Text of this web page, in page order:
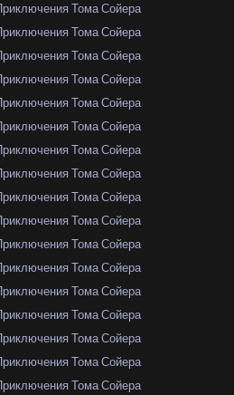
Тома Сойера
Тома Сойера
Тома Сойера
Тома Сойера
Тома Сойера
Тома Сойера
Тома Сойера
Тома Сойера
Тома Сойера
Тома Сойера
Тома Сойера
Тома Сойера
Тома Сойера
Тома Сойера
Тома Сойера
Тома Сойера
Тома Сойера